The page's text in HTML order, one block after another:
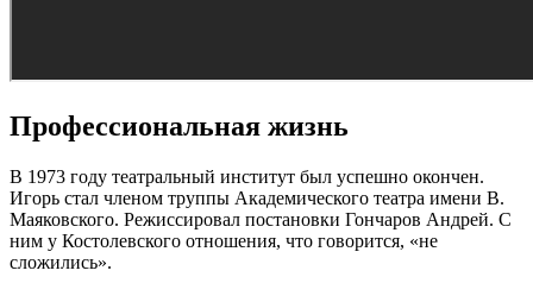
Профессиональная жизнь
В 1973 году театральный институт был успешно окончен.
Игорь стал членом труппы Академического театра имени В.
Маяковского. Режиссировал постановки Гончаров Андрей. С
ним у Костолевского отношения, что говорится, «не
сложились».